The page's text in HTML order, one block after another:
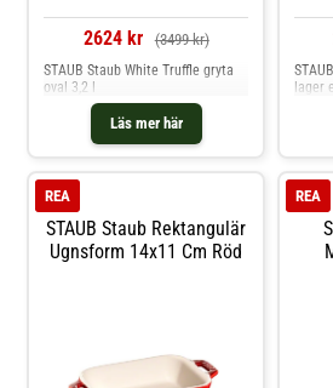
2624 kr (3499 kr)
Läs mer här
STAUB Staub White Truffle gryta
oval 3,2 l
lager
STAUB Staub Rektangulär
Ugnsform 14x11 Cm Röd
REA REA